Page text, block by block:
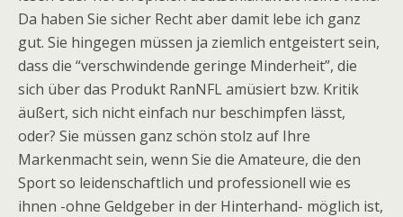
Da haben Sie sicher Recht aber damit lebe ich ganz
gut. Sie hingegen müssen ja ziemlich entgeistert sein,
dass die “verschwindende geringe Minderheit”, die
sich über das Produkt RanNFL amüsiert bzw. Kritik
äußert, sich nicht einfach nur beschimpfen lässt,
oder? Sie müssen ganz schön stolz auf Ihre
Markenmacht sein, wenn Sie die Amateure, die den
Sport so leidenschaftlich und professionell wie es
ihnen -ohne Geldgeber in der Hinterhand- möglich ist,